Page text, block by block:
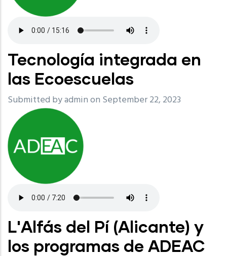
Tecnología integrada en
las Ecoescuelas
Submitted byadminon September 22, 2023
L'Alfás del Pí (Alicante) y
los programas de ADEAC